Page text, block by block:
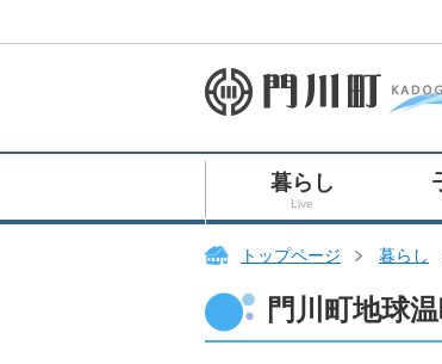
暮らし
Live
トップページ 暮らし
門川町地球